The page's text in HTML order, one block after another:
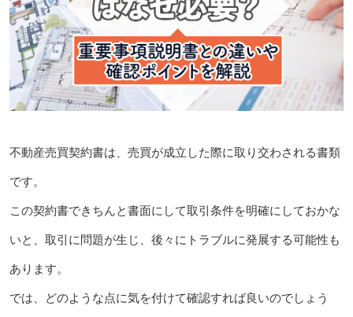
不動産売買契約書は、売買が成立した際に取り交わされる書類
です。
この契約書できちんと書面にして取引条件を明確にしておかな
いと、取引に問題が生じ、後々にトラブルに発展する可能性も
あります。
では、どのような点に気を付けて確認すれば良いのでしょう